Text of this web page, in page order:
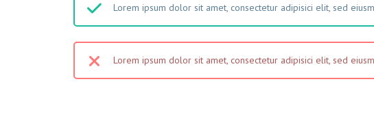
Lorem ipsum dolor sit amet, consectetur adipisici elit, sed
Lorem ipsum dolor sit amet, consectetur adipisici elit, sed